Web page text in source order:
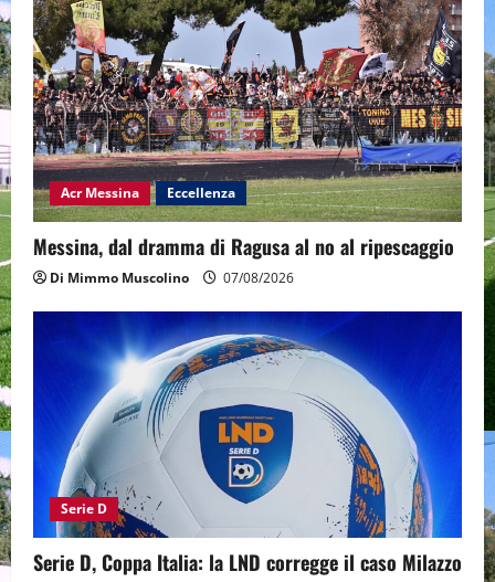
Acr Messina Eccellenza
Messina, dal dramma di Ragusa al no al ripescaggio
Di Mimmo Muscolino 07/08/2026
Serie D
Serie D, Coppa Italia: la LND corregge il caso Milazzo